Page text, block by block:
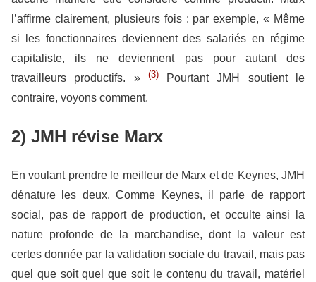
l’affirme clairement, plusieurs fois : par exemple, « Même
si les fonction­naires deviennent des salariés en régime
capitaliste, ils ne deviennent pas pour autant des
travailleurs productifs. » (3)Pourtant JMH soutient le
contraire, voyons comment.
2) JMH révise Marx
En voulant prendre le meilleur de Marx et de Keynes, JMH
dénature les deux. Comme Keynes, il parle de rapport
social, pas de rapport de production, et occulte ainsi la
nature profonde de la marchandise, dont la valeur est
certes donnée par la validation sociale du travail, mais pas
quel que soit quel que soit le contenu du travail, matériel